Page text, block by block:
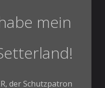
mein
der Schutzpatron